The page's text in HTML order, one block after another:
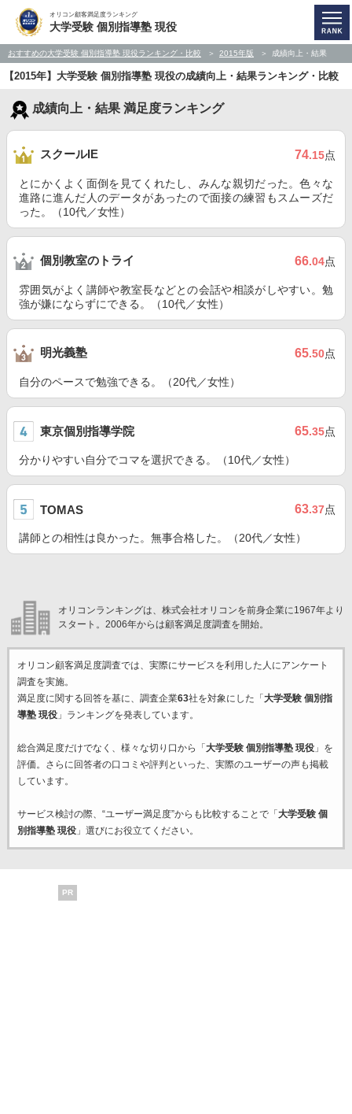
オリコン顧客満足度ランキング
大学受験 個別指導塾 現役
おすすめの大学受験 個別指導塾 現役ランキング・比較 2015年版 成績向上・結果
【2015年】大学受験 個別指導塾 現役の成績向上・結果ランキング・比較
成績向上・結果 満足度ランキング
スクールIE 74.15点
とにかくよく面倒を見てくれたし、みんな親切だった。色々な
進路に進んだ人のデータがあったので面接の練習もスムーズだ
った。（10代／女性）
個別教室のトライ 66.04点
雰囲気がよく講師や教室長などとの会話や相談がしやすい。勉
強が嫌にならずにできる。（10代／女性）
明光義塾 65.50点
自分のペースで勉強できる。（20代／女性）
東京個別指導学院 65.35点
分かりやすい自分でコマを選択できる。（10代／女性）
TOMAS 63.37点
講師との相性は良かった。無事合格した。（20代／女性）
オリコンランキングは、株式会社オリコンを前身企業に1967年より
スタート。2006年からは顧客満足度調査を開始。
オリコン顧客満足度調査では、実際にサービスを利用した 人にアンケート
調査を実施。
満足度に関する回答を基に、調査企業63社を対象にした「 大学受験 個別指
導塾 現役」ランキングを発表しています。
総合満足度だけでなく、様々な切り口から「 大学受験 個別指導塾 現役」を
評価。さらに回答者の口コミや評判といった、実際のユーザーの声も掲載
しています。
サービス検討の際、“ユーザー満足度”からも比較することで「 大学受験 個
別指導塾 現役」選びにお役立てください。
PR